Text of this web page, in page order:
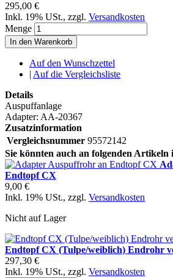
295,00 €
Inkl. 19% USt., zzgl. Versandkosten
Menge
In den Warenkorb
Auf den Wunschzettel
| Auf die Vergleichsliste
Details
Auspuffanlage
Adapter: AA-20367
Zusatzinformation
Vergleichsnummer 95572142
Sie könnten auch an folgenden Artikeln
Endtopf CX
9,00 €
Inkl. 19% USt., zzgl. Versandkosten
Nicht auf Lager
Endtopf CX (Tulpe/weiblich) Endrohr
297,30 €
Inkl. 19% USt., zzgl. Versandkosten